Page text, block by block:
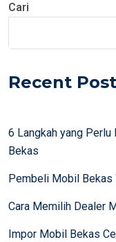
Cari
Recent
6 Langkah yang
Bekas
Pembeli Mobil Bekas
Cara Memilih Dealer
Impor Mobil Bekas